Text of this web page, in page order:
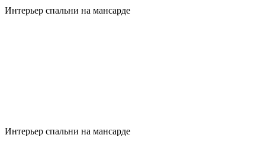
Интерьер спальни на мансарде
Интерьер спальни на мансарде